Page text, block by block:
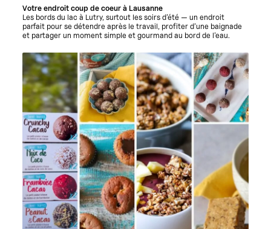
Votre endroit coup de coeur à Lausanne
Les bords du lac à Lutry, surtout les soirs d’été — un endroit
parfait pour se détendre après le travail, profiter d’une baignade
et partager un moment simple et gourmand au bord de l’eau.